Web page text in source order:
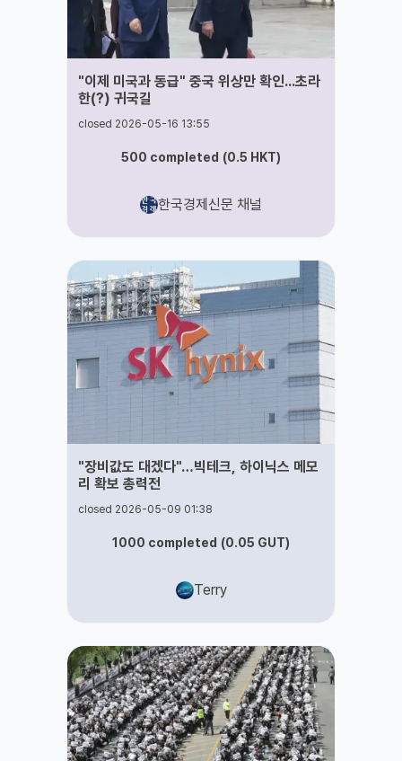
"이제 미국과 동급" 중국 위상만 확인...초라
한(?) 귀국길
closed 2026-05-16 13:55
500 completed (0.5 HKT)
한국경제신문 채널
"장비값도 대겠다"…빅테크, 하이닉스 메모
리 확보 총력전
closed 2026-05-09 01:38
1000 completed (0.05 GUT)
Terry